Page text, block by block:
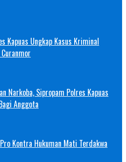
Kapuas Ungkap Kasus Kriminal
Narkoba, Sipropam Polres Kapuas
Anggota
Kontra Hukuman Mati Terdakwa